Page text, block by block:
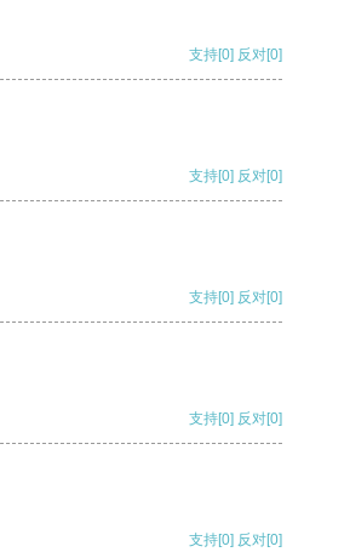
支持[0] 反对[0]
支持[0] 反对[0]
支持[0] 反对[0]
支持[0] 反对[0]
支持[0] 反对[0]